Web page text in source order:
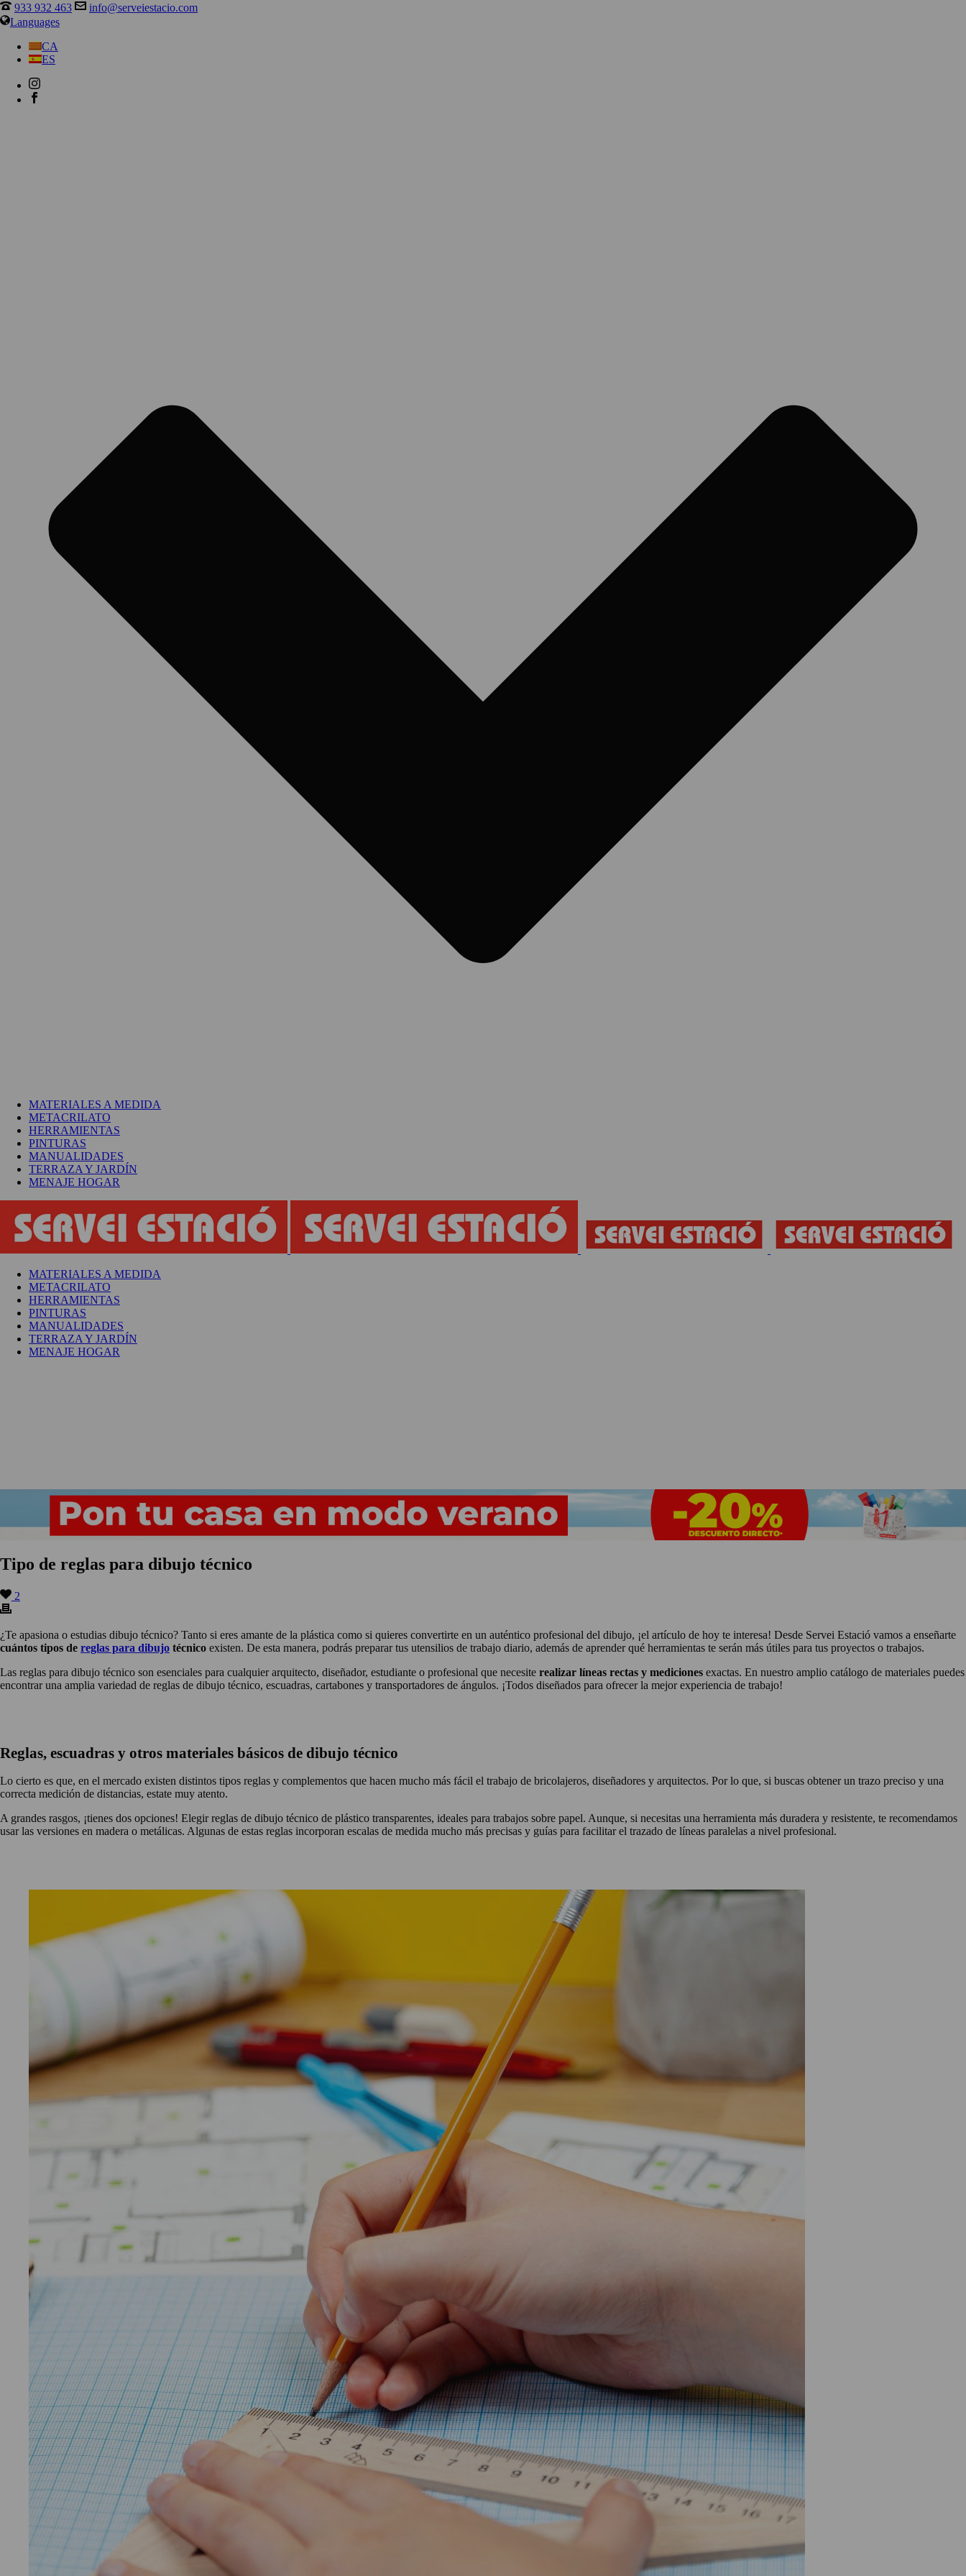
933 932 463
info@serveiestacio.com
Languages
CA
ES
MATERIALES A MEDIDA
METACRILATO
HERRAMIENTAS
PINTURAS
MANUALIDADES
TERRAZA Y JARDÍN
MENAJE HOGAR
MATERIALES A MEDIDA
METACRILATO
HERRAMIENTAS
PINTURAS
MANUALIDADES
TERRAZA Y JARDÍN
MENAJE HOGAR
Tipo de reglas para dibujo técnico
2
¿Te apasiona o estudias dibujo técnico? Tanto si eres amante de la plástica como si quieres convertirte en un auténtico profesional del dibujo, ¡el artículo de hoy te interesa! Desde Servei Estació vamos a enseñarte
cuántos tipos de reglas para dibujo técnico existen. De esta manera, podrás preparar tus utensilios de trabajo diario, además de aprender qué herramientas te serán más útiles para tus proyectos o trabajos.
Las reglas para dibujo técnico son esenciales para cualquier arquitecto, diseñador, estudiante o profesional que necesite realizar líneas rectas y mediciones exactas. En nuestro amplio catálogo de materiales puedes
encontrar una amplia variedad de reglas de dibujo técnico, escuadras, cartabones y transportadores de ángulos. ¡Todos diseñados para ofrecer la mejor experiencia de trabajo!
Reglas, escuadras y otros materiales básicos de dibujo técnico
Lo cierto es que, en el mercado existen distintos tipos reglas y complementos que hacen mucho más fácil el trabajo de bricolajeros, diseñadores y arquitectos. Por lo que, si buscas obtener un trazo preciso y una
correcta medición de distancias, estate muy atento.
A grandes rasgos, ¡tienes dos opciones! Elegir reglas de dibujo técnico de plástico transparentes, ideales para trabajos sobre papel. Aunque, si necesitas una herramienta más duradera y resistente, te recomendamos
usar las versiones en madera o metálicas. Algunas de estas reglas incorporan escalas de medida mucho más precisas y guías para facilitar el trazado de líneas paralelas a nivel profesional.